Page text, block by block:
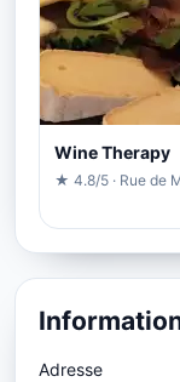
Wine Therapy
★ 4.8/5 · Rue de
Adresse